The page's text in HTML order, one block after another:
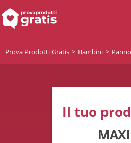
Prova Prodotti Gratis Bambini
Il tuo